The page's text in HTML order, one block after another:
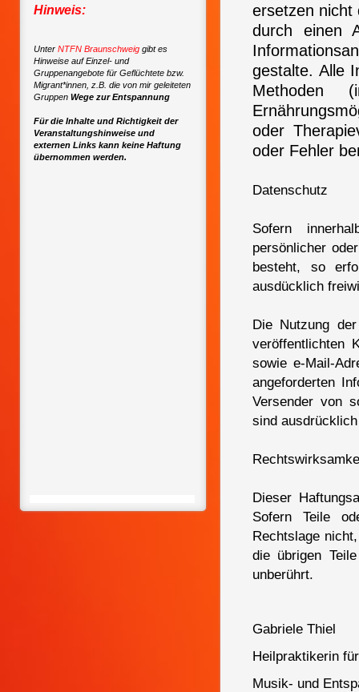
Hinweis:
Unter NTFN Braunschweig gibt es
Hinweise auf Einzel- und
Gruppenangebote für Geflüchtete bzw.
Migrant*innen, z.B. die von mir geleiteten
Gruppen Wege zur Entspannung
Für die Inhalte und Richtigkeit der
Veranstaltungshinweise und
externen Links kann keine Haftung
übernommen werden.
ersetzen nicht
durch einen
gestalte. Alle
Methoden
oder
oder Fehler
Datenschutz
Sofern
persönlicher
besteht, so
ausdücklich
Die Nutzung
veröffentlichten
sowie e-Mail-
angeforderten
Versender von
sind
Dieser
Sofern Teile
Rechtslage
die übrigen
unberührt.
Gabriele Thiel
Heilpraktikerin
Musik- und